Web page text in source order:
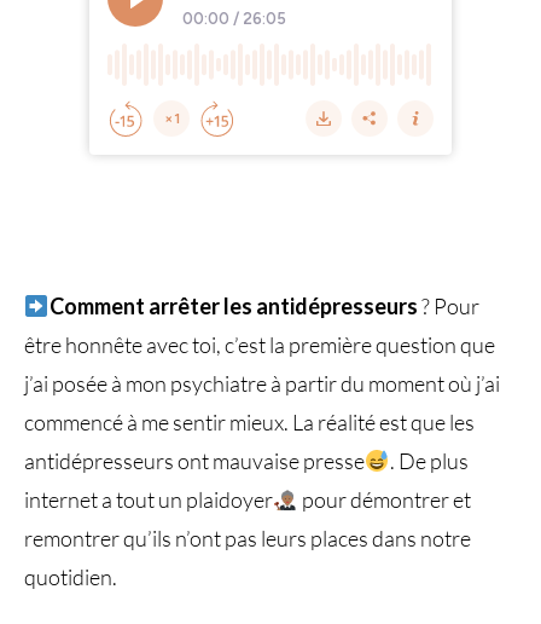
Comment arrêter les antidépresseurs? Pour
être honnête avec toi, c’est la première question que
j’ai posée à mon psychiatre à partir du moment où j’ai
commencé à me sentir mieux. La réalité est que les
antidépresseurs ont mauvaise presse
. De plus
internet a tout un plaidoyer
pour démontrer et
remontrer qu’ils n’ont pas leurs places dans notre
quotidien.